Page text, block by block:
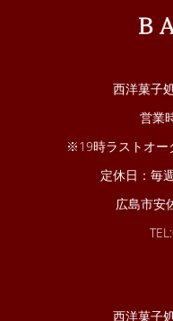
西洋菓子
営業
※19時ラストオー
定休日：毎
広島市安
西洋菓子